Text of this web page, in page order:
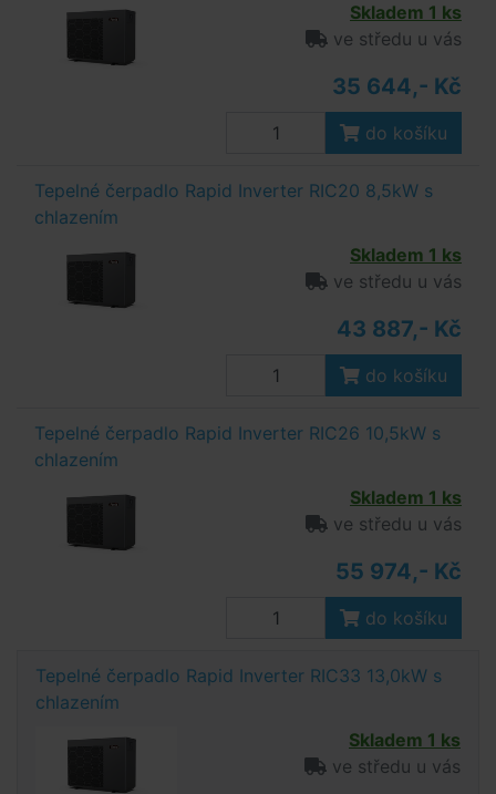
Skladem 1 ks
ve středu u vás
35 644,- Kč
do košíku
Tepelné čerpadlo Rapid Inverter RIC20 8,5kW s
chlazením
Skladem 1 ks
ve středu u vás
43 887,- Kč
do košíku
Tepelné čerpadlo Rapid Inverter RIC26 10,5kW s
chlazením
Skladem 1 ks
ve středu u vás
55 974,- Kč
do košíku
Tepelné čerpadlo Rapid Inverter RIC33 13,0kW s
chlazením
Skladem 1 ks
ve středu u vás